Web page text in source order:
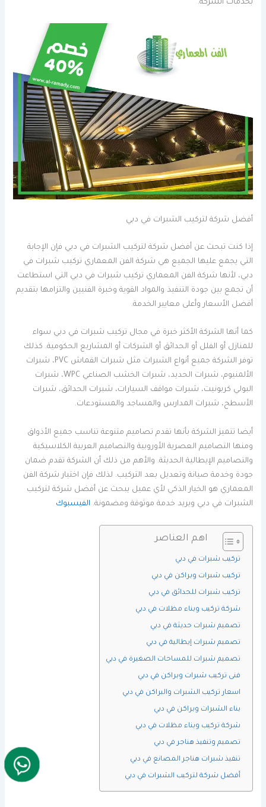
بخدمات الشركة.
أفضل شركة لتركيب الشبرات في دبي
إذا كنت تبحث عن أفضل شركة لتركيب الشبرات في دبي فإن الإجابة
التي يجمع عليها الجميع هي شركة الفن المعماري تركيب شبرات في
دبي، لأنها شركة الفن المعماري تركيب شبرات في دبي التي استطاعت
أن تجمع بين جودة التنفيذ والمواد القوية وخبرة الفنيين والتزامها بتقديم
أفضل الأسعار وأعلى معايير الخدمة.
كما أنها الشركة الأكثر خبرة في مجال تركيب شبرات في دبي سواء
للمنازل أو الفلل أو الحدائق أو الشركات أو المشاريع الحكومية. كذلك
توفر الشركة جميع أنواع الشبرات مثل شبرات القماش PVC، شبرات
الألمنيوم، شبرات الحديد، شبرات الخشب الصناعي WPC، شبرات
البولي كربونيت، شبرات مواقف السيارات، شبرات الحدائق، شبرات
الأسطح، شبرات المدارس والمساجد والمستودعات.
أيضا تتميز الشركة بأنها تقدم تصاميم متنوعة تناسب جميع الأذواق
ومنها التصاميم العصرية الأوروبية والتصاميم العربية الكلاسيكية
والتصاميم الإيطالية الحديثة. والأهم من ذلك أن الشركة تقدم ضمان
جودة وخدمة صيانة وتعديل بعد التركيب. لذلك فإن اختيار شركة الفن
المعماري هو الخيار الذكي لأي عميل يبحث عن أفضل شركة لتركيب
الشبرات في دبي ويريد خدمة موثوقة ومضمونة. الفيسبوك
اهم العناصر
تركيب شبرات في دبي
تركيب شبرات وبراكن في دبي
تركيب شبرات للحدائق في دبي
شركة تركيب وبناء مظلات في دبي
تصميم شبرات حديثة في دبي
تصميم شبرات إيطالية في دبي
تصميم شبرات للمساحات الصغيرة في دبي
فنى تركيب شبرات وبراكن في دبي
اسعار تركيب الشبرات والبراكن في دبي
بناء الشبرات وبراكن في دبي
شركة تركيب وبناء مظلات في دبي
تصميم وتنفيذ هناجر في دبي
تنفيذ شبرات هناجر المصانع في دبي
أفضل شركة لتركيب الشبرات في دبي